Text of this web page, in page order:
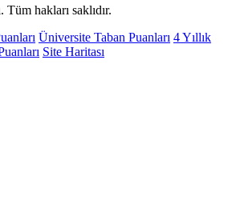
hakları saklıdır.
Üniversite Taban Puanları 4 Yıllık
Site Haritası